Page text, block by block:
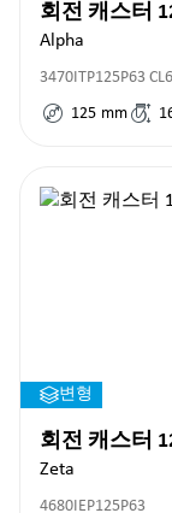
회전 캐스터
Alpha
3470ITP125P63
125 mm
변형
회전 캐스터
Zeta
4680IEP125P63